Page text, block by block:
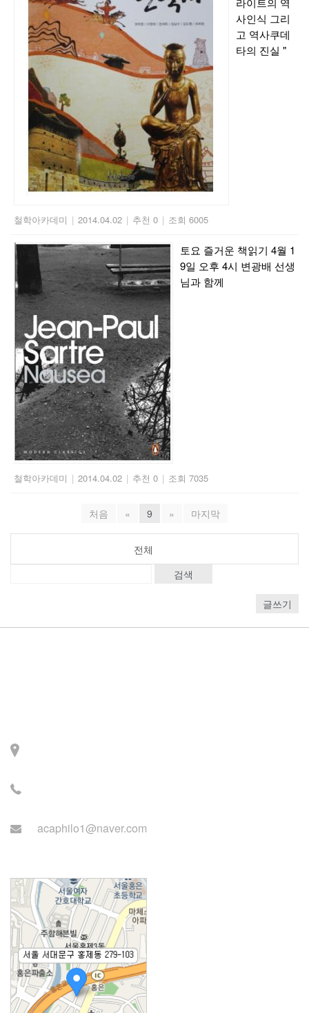
사인식 그리
고 역사쿠데
타의 진실 "
철학아카데미 | 2014.04.02 | 추천 0 | 조회 6005
토요 즐거운 책읽기 4월 1
9일 오후 4시 변광배 선생
님과 함께
철학아카데미 | 2014.04.02 | 추천 0 | 조회 7035
처음 « 9 » 마지막
전체
검색
글쓰기
acaphilo1@naver.com